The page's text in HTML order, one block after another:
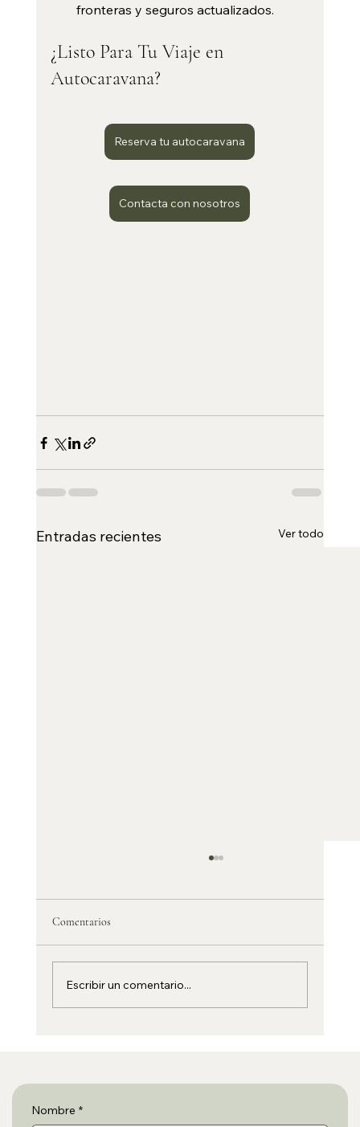
fronteras y seguros actualizados.
¿Listo Para Tu Viaje en
Autocaravana?
Reserva tu autocaravana
Contacta con nosotros
Entradas recientes Ver todo
Comentarios
Escribir un comentario...
Nombre *